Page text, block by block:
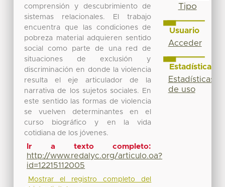
comprensión y descubrimiento de
sistemas relacionales. El trabajo
encuentra que las condiciones de
pobreza material adquieren sentido
social como parte de una red de
situaciones de exclusión y
discriminación en donde la violencia
resulta el eje articulador de la
narrativa de los sujetos sociales. En
este sentido las formas de violencia
se vuelven determinantes en el
curso biográfico y en la vida
cotidiana de los jóvenes.
Ir a texto completo:
http://www.redalyc.org/articulo.oa?
id=12215112005
Mostrar el registro completo del
Tipo
Usuario
Acceder
Estadísticas
Estadísticas
de uso